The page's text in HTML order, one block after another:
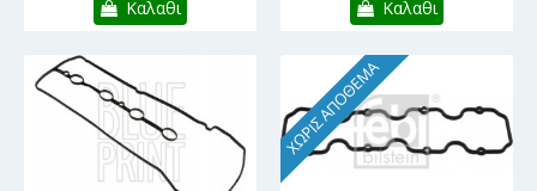
Καλαθι Καλαθι
ΧΩΡΊΣ ΑΠΌΘΕΜΑ